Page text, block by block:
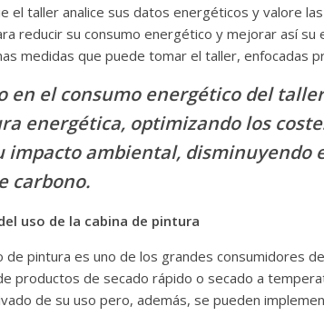
el taller analice sus datos energéticos y valore
reducir su consumo energético y mejorar así su
medidas que puede tomar el taller, enfocadas
en el consumo energético del
energética, optimizando los
impacto ambiental, disminuyendo
carbono.
uso de la cabina de pintura
de pintura es uno de los grandes consumidores
productos de secado rápido o secado a
de su uso pero, además, se pueden